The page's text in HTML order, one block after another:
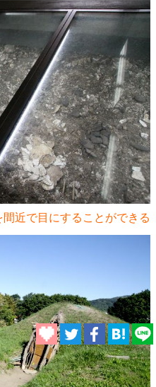
近で目にすることができる